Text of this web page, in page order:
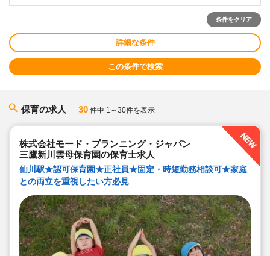
条件をクリア
詳細な条件
この条件で検索
保育の求人 30 件中 1～30件を表示
株式会社モード・プランニング・ジャパン
三鷹新川雲母保育園の保育士求人
仙川駅★認可保育園★正社員★固定・時短勤務相談可★家庭
との両立を重視したい方必見